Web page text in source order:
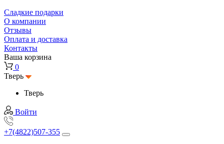
Сладкие подарки
О компании
Отзывы
Оплата и доставка
Контакты
Ваша корзина
0
Тверь
Тверь
Войти
+7(4822)507-355